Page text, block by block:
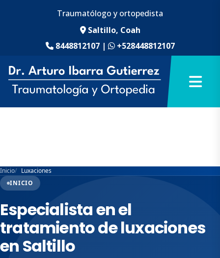
Traumatólogo y ortopedista
Saltillo, Coah
8448812107| +528448812107
Inicio
Luxaciones
INICIO
Especialista en el
tratamiento de luxaciones
en Saltillo